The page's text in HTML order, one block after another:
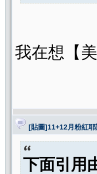
我在想【
[貼圖]11+12月粉紅
下面引用